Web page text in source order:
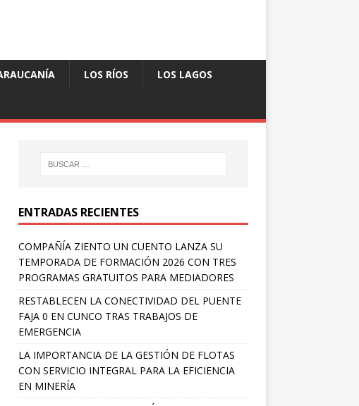
LOS RÍOS LOS LAGOS
ENTRADAS RECIENTES
COMPAÑÍA ZIENTO UN CUENTO LANZA SU
TEMPORADA DE FORMACIÓN 2026 CON TRES
PROGRAMAS GRATUITOS PARA MEDIADORES
RESTABLECEN LA CONECTIVIDAD DEL PUENTE
FAJA 0 EN CUNCO TRAS TRABAJOS DE
EMERGENCIA
LA IMPORTANCIA DE LA GESTIÓN DE FLOTAS
CON SERVICIO INTEGRAL PARA LA EFICIENCIA
EN MINERÍA